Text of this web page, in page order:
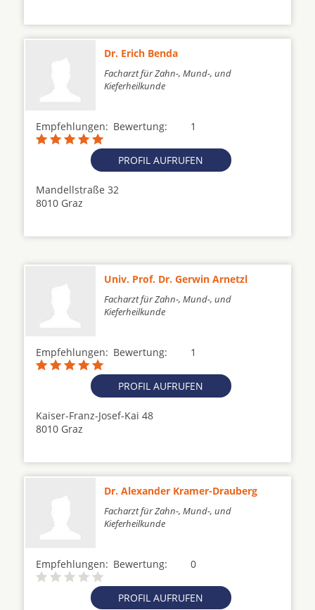
Dr. Erich Benda
Facharzt für Zahn-, Mund-, und
Kieferheilkunde
Empfehlungen: 1
Bewertung:
PROFIL AUFRUFEN
Mandellstraße 32
8010 Graz
Univ. Prof. Dr. Gerwin Arnetzl
Facharzt für Zahn-, Mund-, und
Kieferheilkunde
Empfehlungen: 1
Bewertung:
PROFIL AUFRUFEN
Kaiser-Franz-Josef-Kai 48
8010 Graz
Dr. Alexander Kramer-Drauberg
Facharzt für Zahn-, Mund-, und
Kieferheilkunde
Empfehlungen: 0
Bewertung:
PROFIL AUFRUFEN